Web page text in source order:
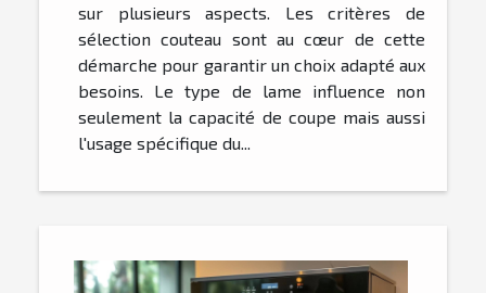
sur plusieurs aspects. Les critères de
sélection couteau sont au cœur de cette
démarche pour garantir un choix adapté aux
besoins. Le type de lame influence non
seulement la capacité de coupe mais aussi
l'usage spécifique du...